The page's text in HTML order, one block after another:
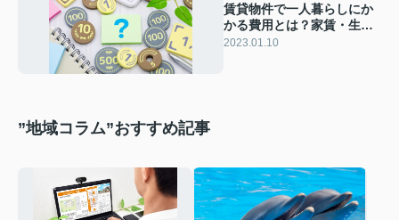
賃貸物件で一人暮らしにか
かる費用とは？家賃・生活
費・貯金についてご紹介
2023.01.10
”地域コラム”おすすめ記事